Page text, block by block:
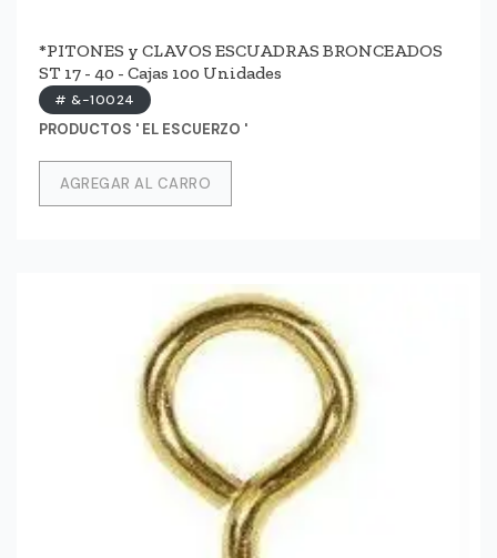
*PITONES y CLAVOS ESCUADRAS BRONCEADOS
ST 17 - 40 - Cajas 100 Unidades
# &-10024
PRODUCTOS ' EL ESCUERZO '
AGREGAR AL CARRO